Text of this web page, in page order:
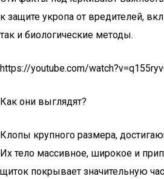
к защите укропа от вредителей,
так и биологические методы.
https://youtube.com/
Как они выглядят?
Клопы крупного размера,
Их тело массивное, широкое и
щиток покрывает значительную